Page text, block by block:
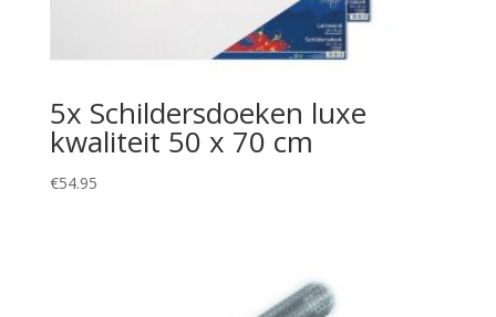
5x Schildersdoeken luxe
kwaliteit 50 x 70 cm
€54.95